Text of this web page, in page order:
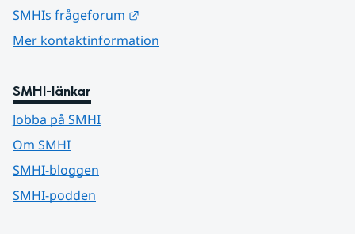
SMHIs frågeforum
Mer kontaktinformation
SMHI-länkar
Jobba på SMHI
Om SMHI
SMHI-bloggen
SMHI-podden